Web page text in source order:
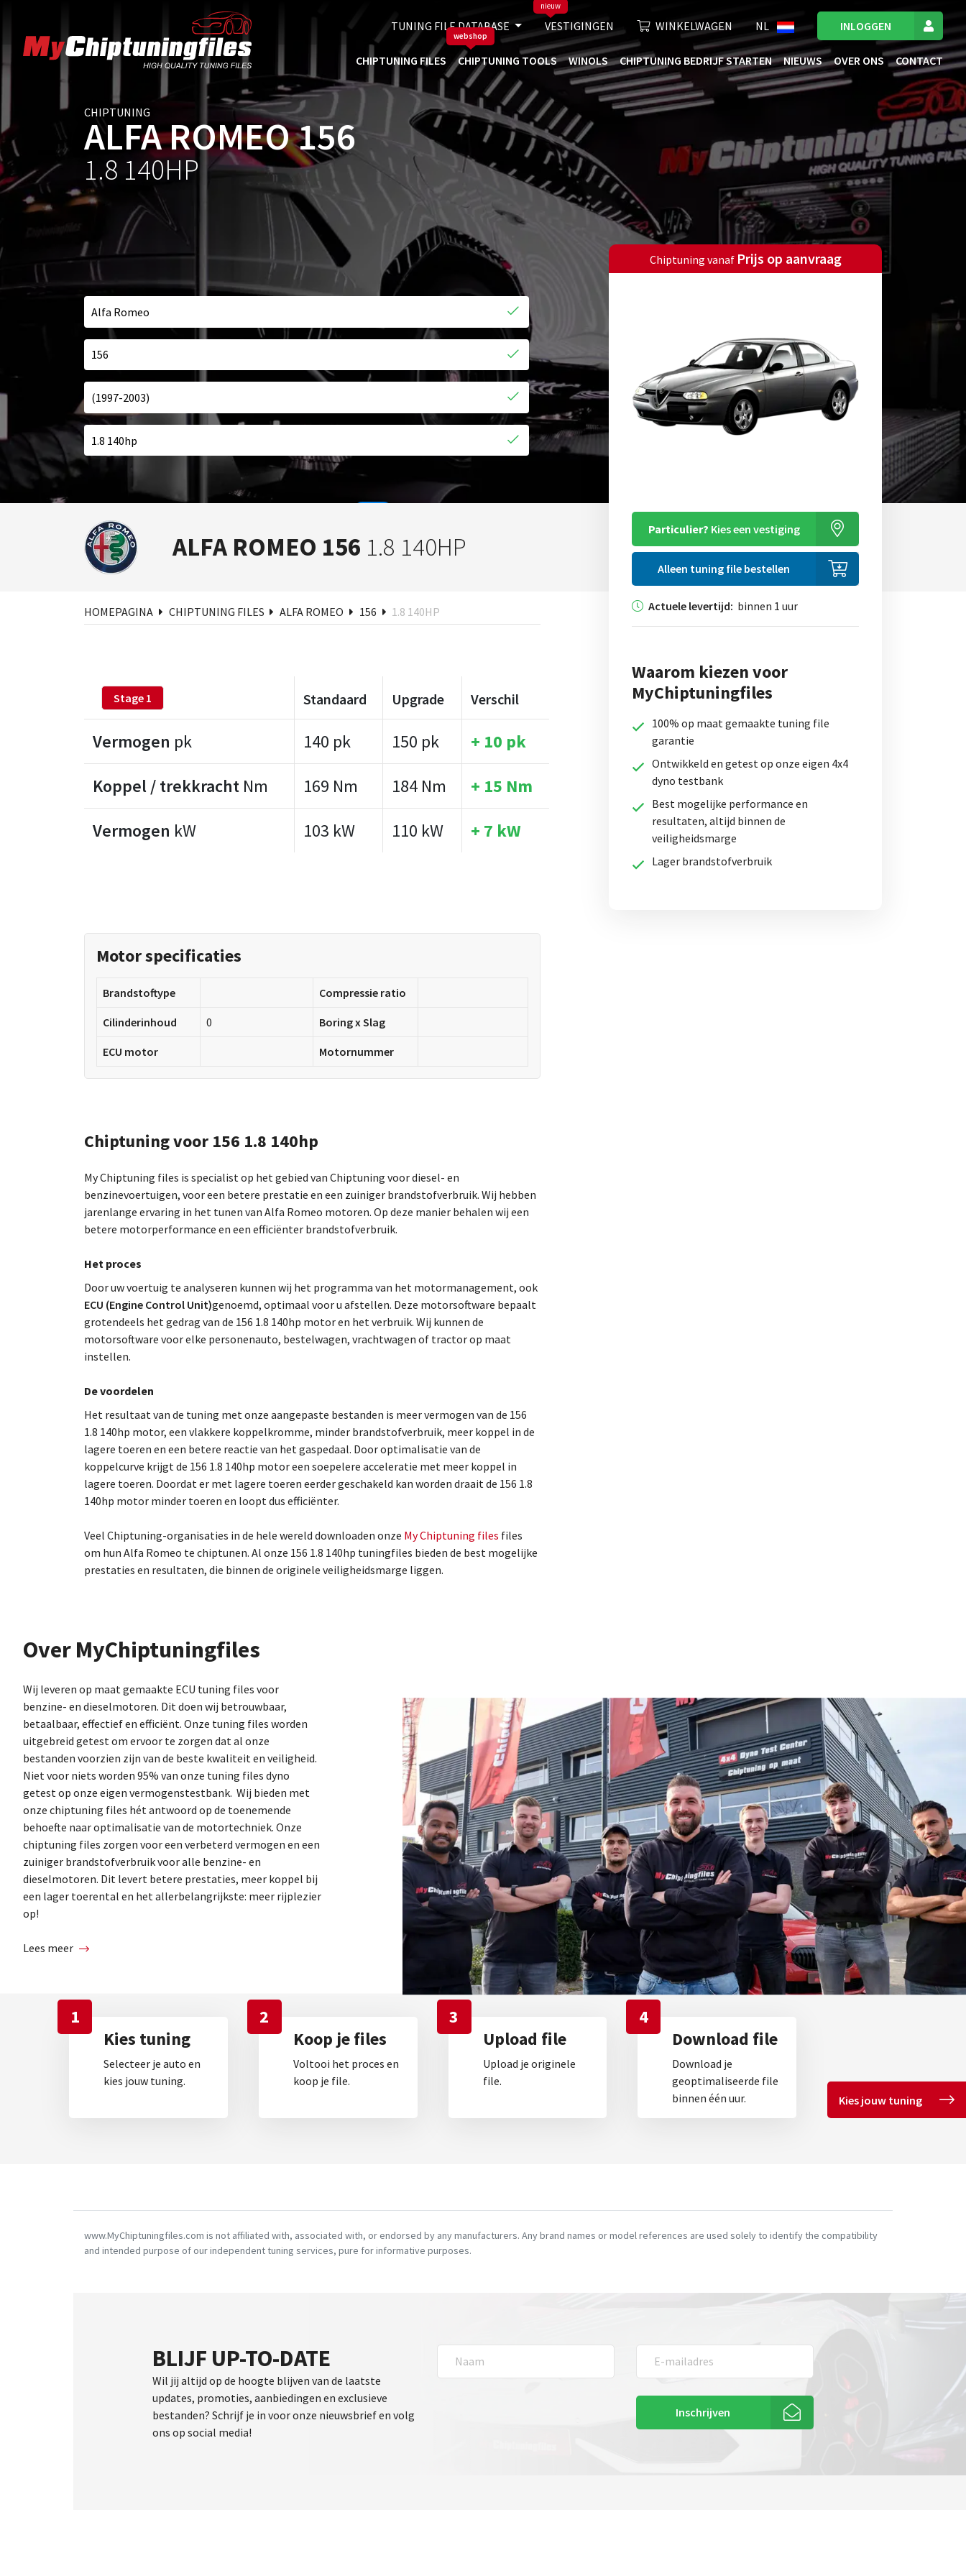
TUNING FILE DATABASE VESTIGINGEN
nieuw
WINKELWAGEN NL INLOGGEN
CHIPTUNING FILES CHIPTUNING TOOLS
webshop
WINOLS CHIPTUNING BEDRIJF STARTEN NIEUWS OVER ONS CONTACT
CHIPTUNING
ALFA ROMEO 156
1.8 140HP
Zoeken
Chiptuning vanaf Prijs op aanvraag
Particulier? Kies een vestiging
Alleen tuning file bestellen
Actuele levertijd: binnen 1 uur
Waarom kiezen voor
MyChiptuningfiles
100% op maat gemaakte tuning file
garantie
Ontwikkeld en getest op onze eigen 4x4
dyno testbank
Best mogelijke performance en
resultaten, altijd binnen de
veiligheidsmarge
Lager brandstofverbruik
ALFA ROMEO 156 1.8 140HP
HOMEPAGINA CHIPTUNING FILES ALFA ROMEO 156 1.8 140HP
Stage 1 Standaard Upgrade Verschil
Vermogen pk 140 pk 150 pk
+ 10 pk
Koppel / trekkracht Nm 169 Nm 184 Nm
+ 15 Nm
Vermogen kW 103 kW 110 kW + 7 kW
Motor specificaties
Brandstoftype Compressie ratio
Cilinderinhoud 0 Boring x Slag
ECU motor Motornummer
Chiptuning voor 156 1.8 140hp
My Chiptuning files is specialist op het gebied van Chiptuning voor diesel- en
benzinevoertuigen, voor een betere prestatie en een zuiniger brandstofverbruik. Wij hebben
jarenlange ervaring in het tunen van Alfa Romeo motoren. Op deze manier behalen wij een
betere motorperformance en een efficiënter brandstofverbruik.
Het proces
Door uw voertuig te analyseren kunnen wij het programma van het motormanagement, ook
ECU (Engine Control Unit)genoemd, optimaal voor u afstellen. Deze motorsoftware bepaalt
grotendeels het gedrag van de 156 1.8 140hp motor en het verbruik. Wij kunnen de
motorsoftware voor elke personenauto, bestelwagen, vrachtwagen of tractor op maat
instellen.
De voordelen
Het resultaat van de tuning met onze aangepaste bestanden is meer vermogen van de 156
1.8 140hp motor, een vlakkere koppelkromme, minder brandstofverbruik, meer koppel in de
lagere toeren en een betere reactie van het gaspedaal. Door optimalisatie van de
koppelcurve krijgt de 156 1.8 140hp motor een soepelere acceleratie met meer koppel in
lagere toeren. Doordat er met lagere toeren eerder geschakeld kan worden draait de 156 1.8
140hp motor minder toeren en loopt dus efficiënter.
Veel Chiptuning-organisaties in de hele wereld downloaden onze My Chiptuning files files
om hun Alfa Romeo te chiptunen. Al onze 156 1.8 140hp tuningfiles bieden de best mogelijke
prestaties en resultaten, die binnen de originele veiligheidsmarge liggen.
Over MyChiptuningfiles
Wij leveren op maat gemaakte ECU tuning files voor
benzine- en dieselmotoren. Dit doen wij betrouwbaar,
betaalbaar, effectief en efficiënt. Onze tuning files worden
uitgebreid getest om ervoor te zorgen dat al onze
bestanden voorzien zijn van de beste kwaliteit en veiligheid.
Niet voor niets worden 95% van onze tuning files dyno
getest op onze eigen vermogenstestbank. Wij bieden met
onze chiptuning files hét antwoord op de toenemende
behoefte naar optimalisatie van de motortechniek. Onze
chiptuning files zorgen voor een verbeterd vermogen en een
zuiniger brandstofverbruik voor alle benzine- en
dieselmotoren. Dit levert betere prestaties, meer koppel bij
een lager toerental en het allerbelangrijkste: meer rijplezier
op!
Lees meer
1
Kies tuning
Selecteer je auto en
kies jouw tuning.
2
Koop je files
Voltooi het proces en
koop je file.
3
Upload file
Upload je originele
file.
4
Download file
Download je
geoptimaliseerde file
binnen één uur.
Kies jouw tuning
www.MyChiptuningfiles.com is not affiliated with, associated with, or endorsed by any manufacturers. Any brand names or model references are used solely to identify the compatibility
and intended purpose of our independent tuning services, pure for informative purposes.
BLIJF UP-TO-DATE
Wil jij altijd op de hoogte blijven van de laatste
updates, promoties, aanbiedingen en exclusieve
bestanden? Schrijf je in voor onze nieuwsbrief en volg
ons op social media!
Inschrijven